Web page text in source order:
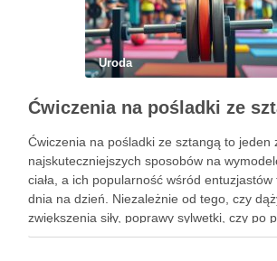
Uroda
Ćwiczenia na pośladki ze sztangą to jeden
najskuteczniejszych sposobów na
ciała, a ich popularność wśród
dnia na dzień. Niezależnie od tego, czy
zwiększenia siły, poprawy sylwetki, czy po
poczuć się lepiej w swoim ciele,